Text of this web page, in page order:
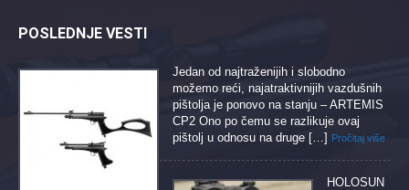
POSLEDNJE VESTI
Jedan od najtraženijih i slobodno
možemo reći, najatraktivnijih vazdušnih
pištolja je ponovo na stanju – ARTEMIS
CP2 Ono po čemu se razlikuje ovaj
pištolj u odnosu na druge […] Pročitaj više
HOLOSUN